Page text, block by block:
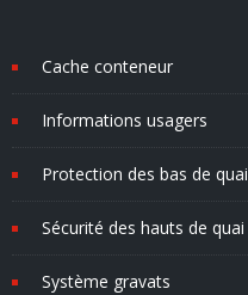
Cache conteneur
Informations usagers
Protection des bas de quai
Sécurité des hauts de quai
Système gravats